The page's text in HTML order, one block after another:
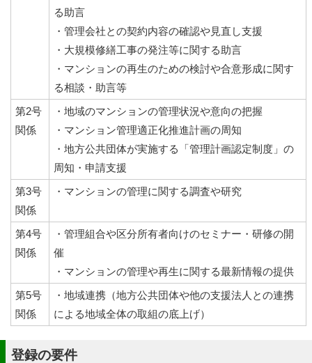
る助言
・管理会社との契約内容の確認や見直し支援
・大規模修繕工事の発注等に関する助言
・マンションの再生のための検討や合意形成に関す
る相談・助言等
第2号
関係
・地域のマンションの管理状況や意向の把握
・マンション管理適正化推進計画の周知
・地方公共団体が実施する「管理計画認定制度」の
周知・申請支援
第3号
関係
・マンションの管理に関する調査や研究
第4号
関係
・管理組合や区分所有者向けのセミナー・研修の開
催
・マンションの管理や再生に関する最新情報の提供
第5号
関係
・地域連携（地方公共団体や他の支援法人との連携
による地域全体の取組の底上げ）
登録の要件